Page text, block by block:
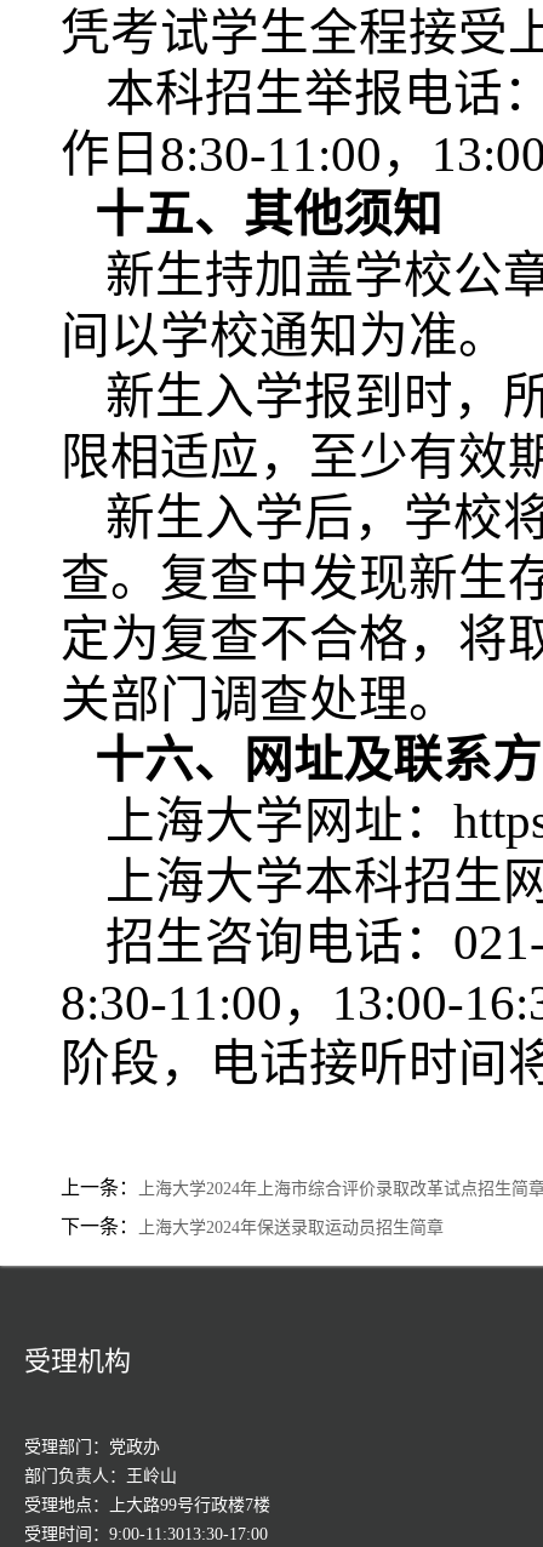
凭考试学生全程接受
本科招生举报电话
作日8:30-11:00，
十五、其他须知
新生持加盖学校公
间以学校通知 为准。
新生入学报到时，
限相适应，至少有效
新生入学后，学校
查。复查中发现新生
定为复查不合格，将
关部门调查处理。
十六、网址及联系
上海大学网址：
上海大学本科招生
招生咨询电话：
8:30-11:00，13:00-
阶段，电话接听时间
上一条： 上海大学2024年上海市综合评价录取改革试点招生简
下一条： 上海大学2024年保送录取运动员招生简章
受理机构
受理部门：党政办
部门负责人：王岭山
受理地点：上大路99号行政楼7楼
受理时间：9:00-11:3013:30-17:00